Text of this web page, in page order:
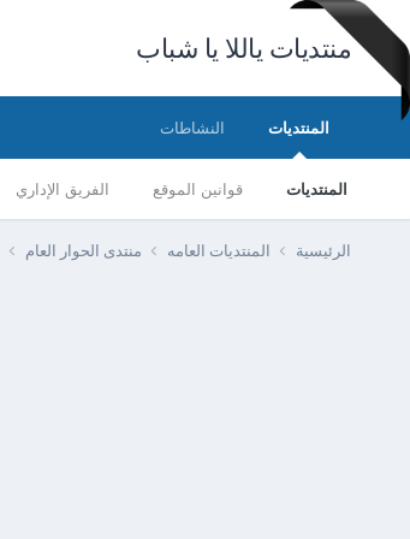
منتديات ياللا يا شباب
المنتديات
المنتديات قوانين الموقع الفريق الإداري
النشاطات
الرئيسية المنتديات العامه منتدى الحوار العام